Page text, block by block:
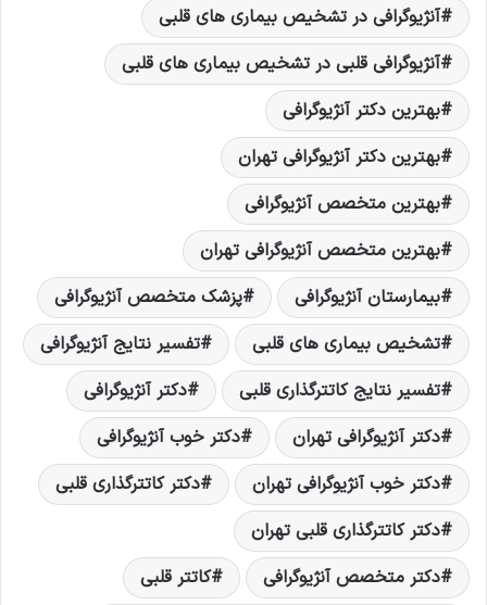
آنژیوگرافی در تشخیص بیماری های قلبی
آنژیوگرافی قلبی در تشخیص بیماری های قلبی
بهترین دکتر آنژیوگرافی
بهترین دکتر آنژیوگرافی تهران
بهترین متخصص آنژیوگرافی
بهترین متخصص آنژیوگرافی تهران
بیمارستان آنژیوگرافی
پزشک متخصص آنژیوگرافی
تشخیص بیماری های قلبی
تفسیر نتایج آنژیوگرافی
تفسیر نتایج کاتترگذاری قلبی
دکتر آنژیوگرافی
دکتر آنژیوگرافی تهران
دکتر خوب آنژیوگرافی
دکتر خوب آنژیوگرافی تهران
دکتر کاتترگذاری قلبی
دکتر کاتترگذاری قلبی تهران
دکتر متخصص آنژیوگرافی
کاتتر قلبی